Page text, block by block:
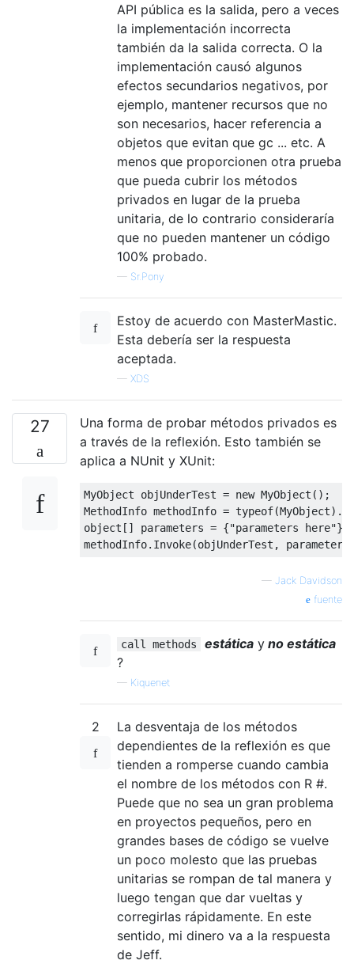
API pública es la salida, pero a veces
la implementación incorrecta
también da la salida correcta. O la
implementación causó algunos
efectos secundarios negativos, por
ejemplo, mantener recursos que no
son necesarios, hacer referencia a
objetos que evitan que gc ... etc. A
menos que proporcionen otra prueba
que pueda cubrir los métodos
privados en lugar de la prueba
unitaria, de lo contrario consideraría
que no pueden mantener un código
100% probado.
— Sr.Pony
Estoy de acuerdo con MasterMastic.
Esta debería ser la respuesta
aceptada.
— XDS
27
Una forma de probar métodos privados es
a través de la reflexión. Esto también se
aplica a NUnit y XUnit:
MyObject objUnderTest = new MyObject ();
MethodInfo methodInfo = typeof(MyObject).
object [] parameters = {"parameters here"};
methodInfo. Invoke(objUnderTest , parameters
— Jack Davidson
fuente
call methods estática y no estática
?
— Kiquenet
2
La desventaja de los métodos
dependientes de la reflexión es que
tienden a romperse cuando cambia
el nombre de los métodos con R #.
Puede que no sea un gran problema
en proyectos pequeños, pero en
grandes bases de código se vuelve
un poco molesto que las pruebas
unitarias se rompan de tal manera y
luego tengan que dar vueltas y
corregirlas rápidamente. En este
sentido, mi dinero va a la respuesta
de Jeff.